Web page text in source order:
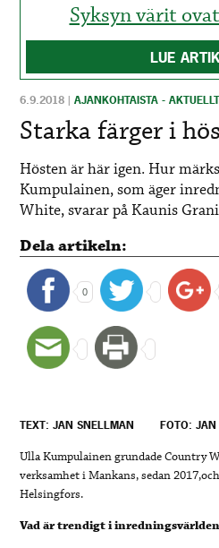
Syksyn värit
LUE
6.9.2018 |AJANKOHTAISTA - AKTUELLT
Starka färger i
Hösten är här igen. Hur
Kumpulainen, som äger
White, svarar på Kaunis
Dela artikeln:
0
TEXT: JAN SNELLMAN FOTO:
Ulla Kumpulainen grundade Country
verksamhet i Mankans, sedan
Helsingfors.
Vad är trendigt i